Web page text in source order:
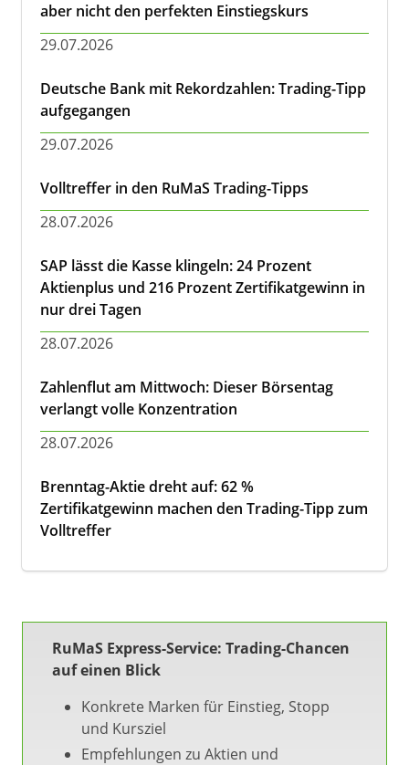
aber nicht den perfekten Einstiegskurs
29.07.2026
Deutsche Bank mit Rekordzahlen: Trading-Tipp
aufgegangen
29.07.2026
Volltreffer in den RuMaS Trading-Tipps
28.07.2026
SAP lässt die Kasse klingeln: 24 Prozent
Aktienplus und 216 Prozent Zertifikatgewinn in
nur drei Tagen
28.07.2026
Zahlenflut am Mittwoch: Dieser Börsentag
verlangt volle Konzentration
28.07.2026
Brenntag-Aktie dreht auf: 62 %
Zertifikatgewinn machen den Trading-Tipp zum
Volltreffer
RuMaS Express-Service: Trading-Chancen
auf einen Blick
Konkrete Marken für Einstieg, Stopp
und Kursziel
Empfehlungen zu Aktien und